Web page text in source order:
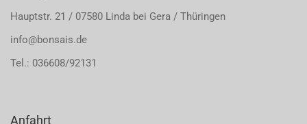
Hauptstr. 21 / 07580 Linda bei Gera / Thüringen
info@bonsais.de
Tel.: 036608/92131
Anfahrt